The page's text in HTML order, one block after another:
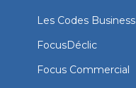
Les Codes Business
FocusDéclic
Focus Commercial